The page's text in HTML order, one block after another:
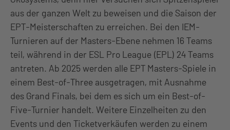
aus der ganzen Welt zu beweisen und die Saison der
EPT-Meisterschaften zu erreichen. Bei den IEM-
Turnieren auf der Masters-Ebene nehmen 16 Teams
teil, während in der ESL Pro League (EPL) 24 Teams
antreten. Ab 2025 werden alle EPT Masters-Spiele in
einem Best-of-Three ausgetragen, mit Ausnahme
des Grand Finals, bei dem es sich um ein Best-of-
Five-Turnier handelt. Weitere Einzelheiten zu den
Events und den Ticketverkäufen werden zu einem